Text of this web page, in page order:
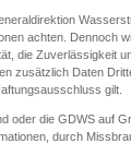
achten. Dennoch
die Zuverlässigkeit
zusätzlich Daten
gilt.
oder die GDWS auf
durch